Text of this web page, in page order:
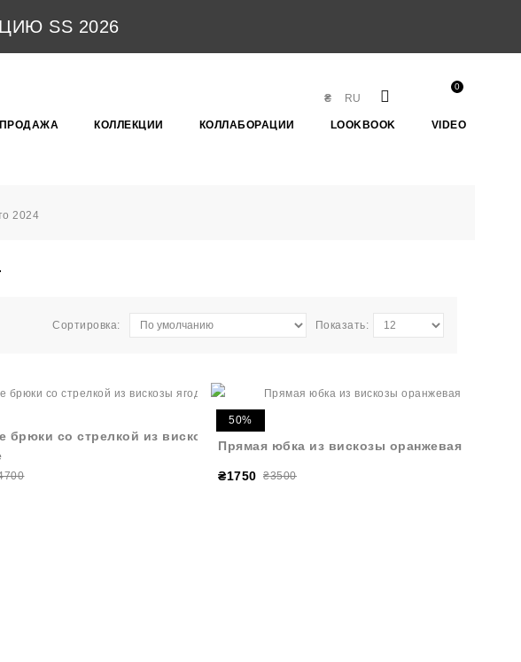
SS 2026
0
RU
₴
КОЛЛЕКЦИИ КОЛЛАБОРАЦИИ LOOKBOOK VIDEO
2024
Сортировка: Показать:
брюки со стрелкой из вискозы
50%
Прямая юбка из вискозы оранжевая
₴1750 ₴3500